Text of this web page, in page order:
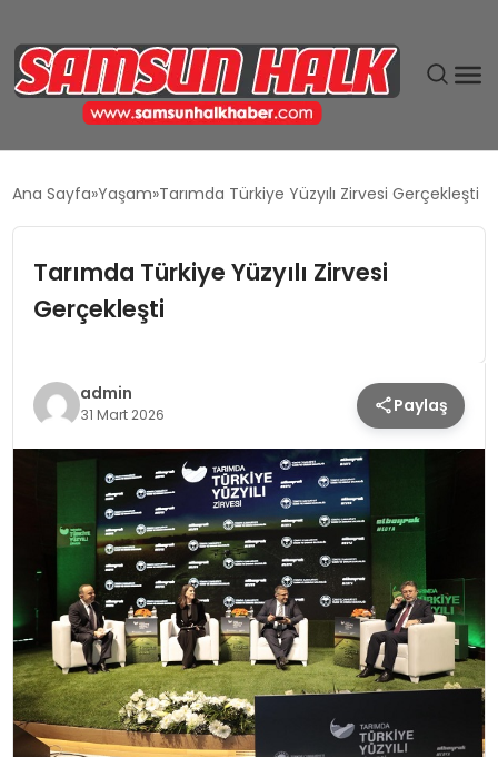
EKONOMI
MAGAZIN
SPOR
TEKNOLOJI
YAŞAM
Ana Sayfa Yaşam Tarımda Türkiye Yüzyılı Zirvesi Gerçekleşti
Tarımda Türkiye Yüzyılı Zirvesi
Gerçekleşti
admin
31 Mart 2026 Paylaş